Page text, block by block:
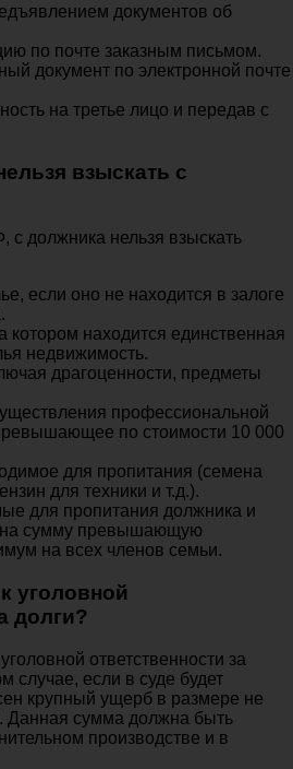
документов об
по почте заказным письмом.
документ по электронной почте
на третье лицо и передав с
взыскать с
с должника нельзя взыскать
если оно не находится в залоге
котором находится единственная
недвижимость.
драгоценности, предметы
профессиональной
по стоимости 10 000
для пропитания (семена
для техники и т.д.).
для пропитания должника и
на сумму превышающую
на всех членов семьи.
уголовной
долги?
ответственности за
случае, если в суде будет
крупный ущерб в размере не
Данная сумма должна быть
производстве и в